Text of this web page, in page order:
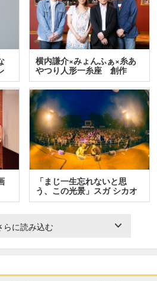
横内謙介×みょんふぁ×糸あ
やつり人形一糸座 創作
人…
「まじ一生忘れないと思
う、この光景」スガ シカオ
と…
らに読み込む